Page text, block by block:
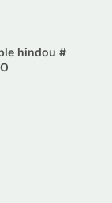
hindou #